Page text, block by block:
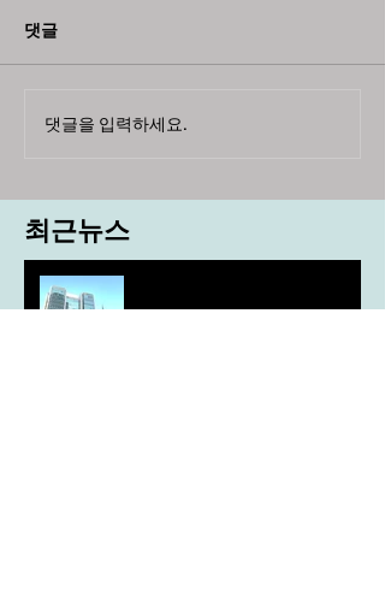
댓글
댓글을 입력하세요.
최근뉴스
4,717억원 지원